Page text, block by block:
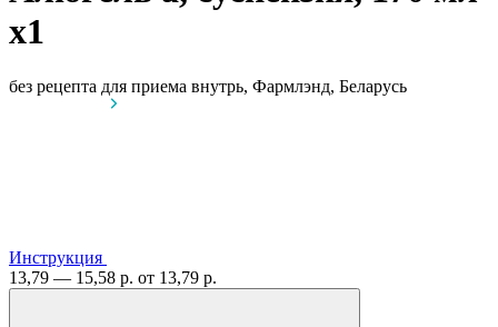
x1
без рецепта для приема внутрь, Фармлэнд, Беларусь
Инструкция
13,79 — 15,58 р. от 13,79 р.